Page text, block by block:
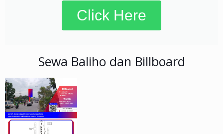
Click Here
Sewa Baliho dan Billboard